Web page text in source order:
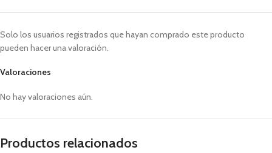
Valoraciones
No hay valoraciones aún.
Solo los usuarios registrados que hayan comprado este producto
pueden hacer una valoración.
Productos relacionados